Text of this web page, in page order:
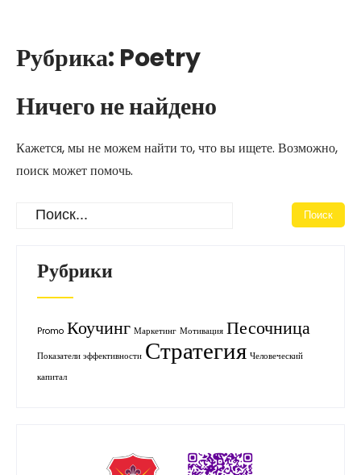
содержимому
Рубрика: Poetry
Ничего не найдено
Кажется, мы не можем найти то, что вы ищете. Возможно,
поиск может помочь.
Рубрики
Promo Коучинг Маркетинг Мотивация Песочница
Показатели эффективности Стратегия Человеческий
капитал